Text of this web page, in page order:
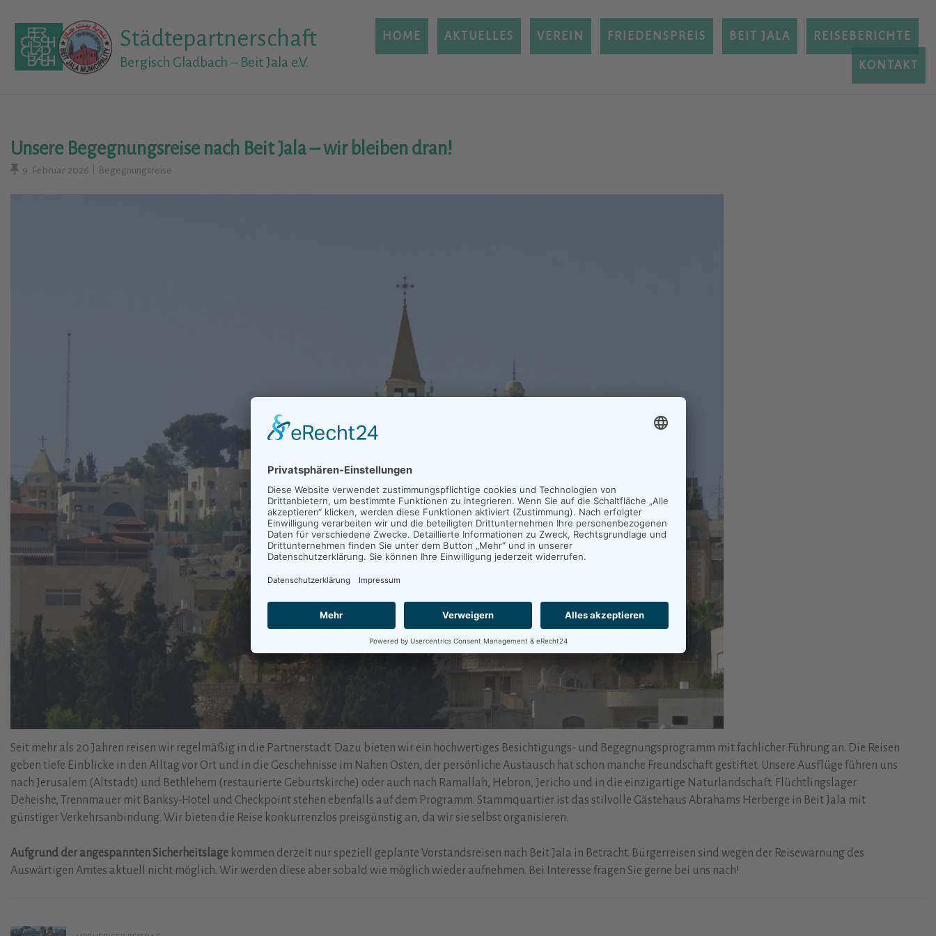
content
Städtepartnerschaft
Bergisch Gladbach – Beit Jala e.V.
HOME AKTUELLES VEREIN FRIEDENSPREIS BEIT JALA REISEBERICHTE
KONTAKT
Unsere Begegnungsreise nach Beit Jala – wir bleiben dran!
9. Februar 2026 Begegnungsreise
Seit mehr als 20 Jahren reisen wir regelmäßig in die Partnerstadt. Dazu bieten wir ein hochwertiges Besichtigungs- und Begegnungsprogramm mit fachlicher Führung an. Die Reisen
geben tiefe Einblicke in den Alltag vor Ort und in die Geschehnisse im Nahen Osten, der persönliche Austausch hat schon manche Freundschaft gestiftet. Unsere Ausflüge führen uns
nach Jerusalem (Altstadt) und Bethlehem (restaurierte Geburtskirche) oder auch nach Ramallah, Hebron, Jericho und in die einzigartige Naturlandschaft. Flüchtlingslager
Deheishe, Trennmauer mit Banksy-Hotel und Checkpoint stehen ebenfalls auf dem Programm. Stammquartier ist das stilvolle Gästehaus Abrahams Herberge in Beit Jala mit
günstiger Verkehrsanbindung. Wir bieten die Reise konkurrenzlos preisgünstig an, da wir sie selbst organisieren.
Aufgrund der angespannten Sicherheitslage kommen derzeit nur speziell geplante Vorstandsreisen nach Beit Jala in Betracht. Bürgerreisen sind wegen der Reisewarnung des
Auswärtigen Amtes aktuell nicht möglich. Wir werden diese aber sobald wie möglich wieder aufnehmen. Bei Interesse fragen Sie gerne bei uns nach!